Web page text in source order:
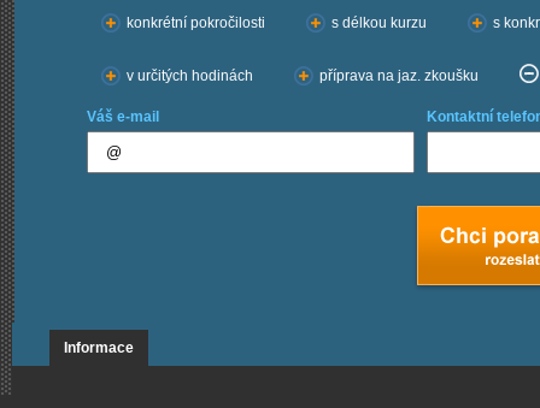
konkrétní pokročilosti
s délkou kurzu s
v určitých hodinách příprava na jaz. zkoušku
Váš e-mail Kontaktní
Informace